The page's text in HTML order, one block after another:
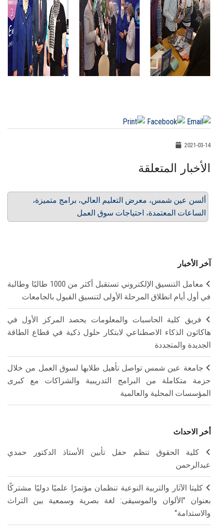
2021-03-14
الأخبار المتعلقة
ألسن عين شمس، معرض التعليم العالي، برامج متميزة،
الساعات المعتمدة، احتياجات سوق العمل
آخر الأخبار
معامل التنسيق الإلكتروني تستقبل أكثر من 1000 طالبًا وطالبة
في أول أيام انطلاق المرحلة الأولى لتنسيق القبول بالجامعات
فريق كلية الحاسبات والمعلومات يحصد المركز الأول في
هاكاثون الذكاء الاصطناعي لابتكار حلول ذكية في قطاع الطاقة
الجديدة والمتجددة
جامعة عين شمس تواصل تأهيل طلابها لسوق العمل من خلال
حزمة متكاملة من البرامج التدريبية والشراكات مع كبرى
المؤسسات المحلية والعالمية
أخر الاحداث
كلية الحقوق تنظم حفل تأبين الأستاذ الدكتور حمدي
عبدالرحمن
كليتا الآثار والتربية النوعية تنظمان مؤتمرًا علميًا دوليًا مشتركًا
بعنوان "الألوان والموسيقى: لغة بصرية وسمعية بين التراث
والاستدامة"